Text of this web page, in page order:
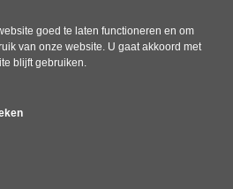
goed te laten functioneren en om
van onze website. U gaat akkoord met
blijft gebruiken.